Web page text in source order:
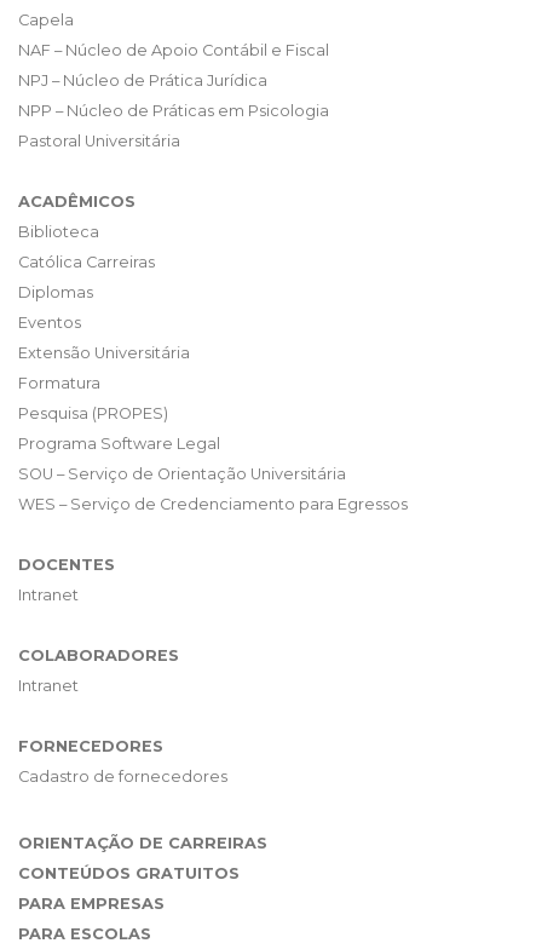
Capela
NAF – Núcleo de Apoio Contábil e Fiscal
NPJ – Núcleo de Prática Jurídica
NPP – Núcleo de Práticas em Psicologia
Pastoral Universitária
ACADÊMICOS
Biblioteca
Católica Carreiras
Diplomas
Eventos
Extensão Universitária
Formatura
Pesquisa (PROPES)
Programa Software Legal
SOU – Serviço de Orientação Universitária
WES – Serviço de Credenciamento para Egressos
DOCENTES
Intranet
COLABORADORES
Intranet
FORNECEDORES
Cadastro de fornecedores
ORIENTAÇÃO DE CARREIRAS
CONTEÚDOS GRATUITOS
PARA EMPRESAS
PARA ESCOLAS